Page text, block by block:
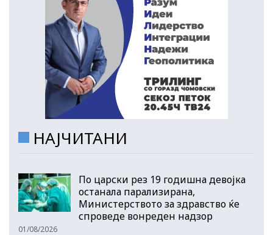
НАЈЧИТАНИ
По царски рез 19 годишна девојка
останала парализирана,
Министерството за здравство ќе
спроведе вонреден надзор
01/08/2026